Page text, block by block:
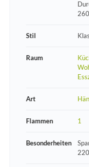
Stil
Raum
Art
Flammen 1
Besonderheiten